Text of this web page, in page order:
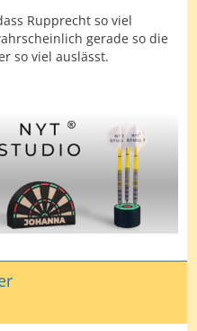
Rupprecht so viel
gerade so die
so viel auslässt.